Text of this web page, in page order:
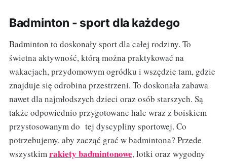
Badminton - sport dla każdego
Badminton to doskonały sport dla całej rodziny. To
świetna aktywność, którą można praktykować na
wakacjach, przydomowym ogródku i wszędzie tam, gdzie
znajduje się odrobina przestrzeni. To doskonała zabawa
nawet dla najmłodszych dzieci oraz osób starszych. Są
także odpowiednio przygotowane hale wraz z boiskiem
przystosowanym do tej dyscypliny sportowej. Co
potrzebujemy, aby zacząć grać w badmintona? Przede
wszystkimrakiety badmintonowe, lotki oraz wygodny